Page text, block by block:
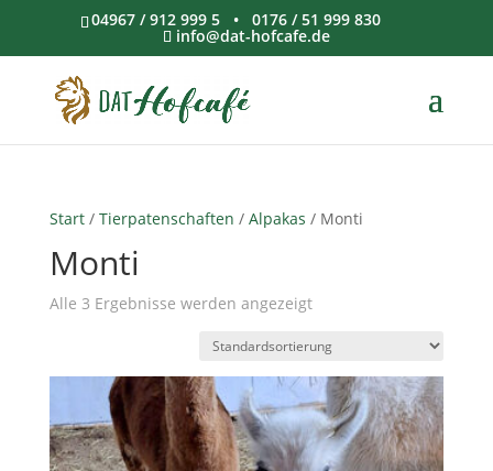
04967 / 912 999 5 • 0176 / 51 999 830
info@dat-hofcafe.de
Start/ Tierpatenschaften / Alpakas / Monti
Monti
Alle 3 Ergebnisse werden angezeigt